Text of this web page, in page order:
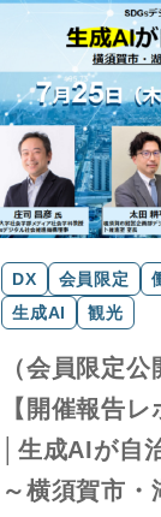
DX 会員限定
生成AI
観光
（会員限定公
【開催報告
│生成AIが自
～横須賀市